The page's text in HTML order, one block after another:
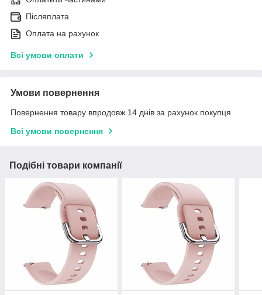
Післяплата
Оплата на рахунок
Всі умови оплати
Умови повернення
Повернення товару впродовж 14 днів за рахунок покупця
Всі умови повернення
Подібні товари компанії